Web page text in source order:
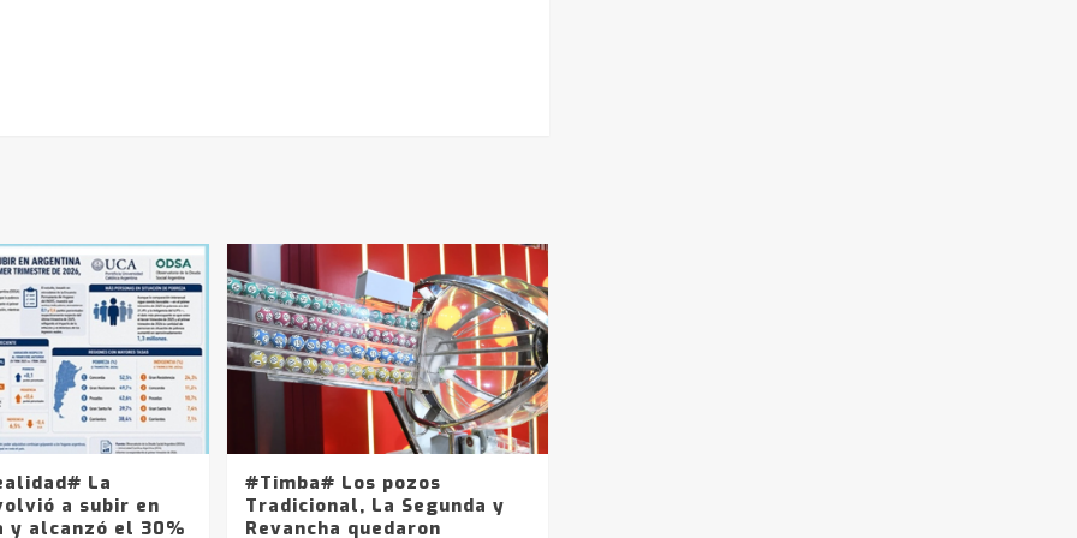
La
a subir en
y alcanzó el 30%
#Timba# Los pozos
Tradicional, La Segunda y
Revancha quedaron